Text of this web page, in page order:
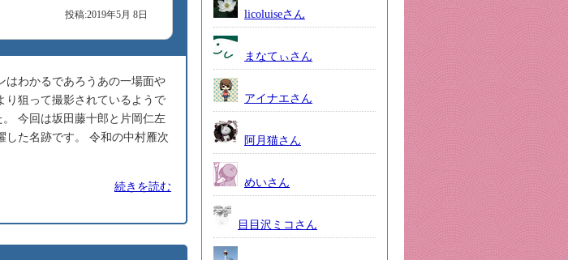
投稿:2019年5月 8日
はわかるであろうあの一場面や
り狙って撮影されているようで
今回は坂田藤十郎と片岡仁左
した名跡です。 令和の中村雁次
続きを読む
licoluiseさん
まなてぃさん
アイナエさん
阿月猫さん
めいさん
目目沢ミコさん